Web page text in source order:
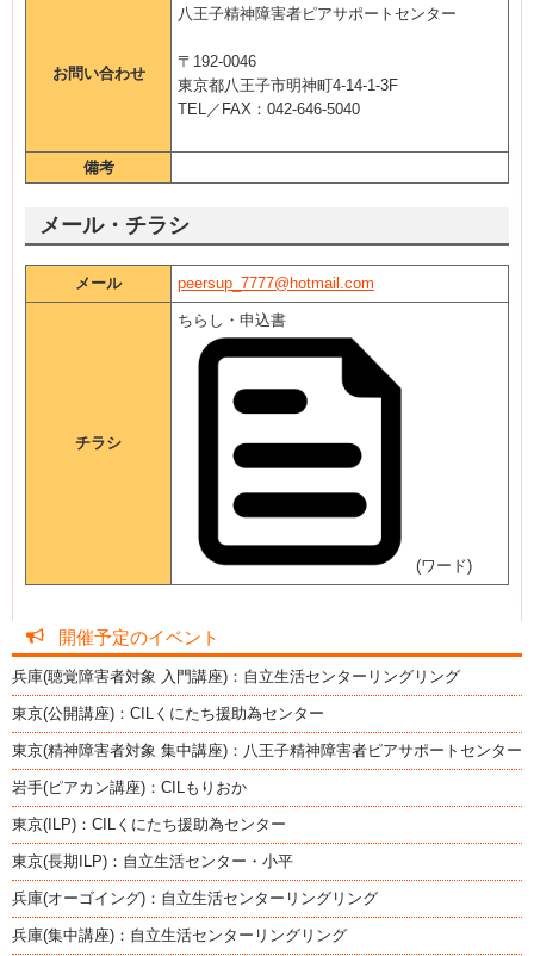
お問い合わせ
八王子精神障害者ピアサポートセンター
〒192-0046
東京都八王子市明神町4-14-1-3F
TEL／FAX：042-646-5040
備考
メール・チラシ
メール peersup_7777@hotmail.com
チラシ
ちらし・申込書
(ワード)
開催予定のイベント
兵庫(聴覚障害者対象 入門講座)：自立生活センターリングリング
東京(公開講座)：CILくにたち援助為センター
東京(精神障害者対象 集中講座)：八王子精神障害者ピアサポートセンター
岩手(ピアカン講座)：CILもりおか
東京(ILP)：CILくにたち援助為センター
東京(長期ILP)：自立生活センター・小平
兵庫(オーゴイング)：自立生活センターリングリング
兵庫(集中講座)：自立生活センターリングリング